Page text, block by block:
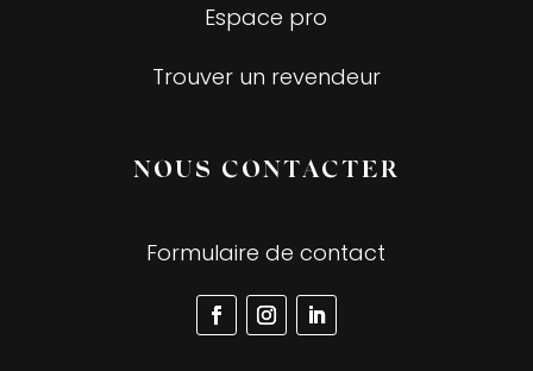
Espace pro
Trouver un revendeur
NOUS CONTACTER
Formulaire de contact